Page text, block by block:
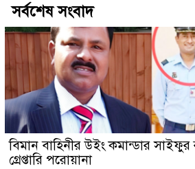
সর্বশেষ সংবাদ
বিমান বাহিনীর উইং কমান্ডার সাইফুর
গ্রেপ্তারি পরোয়ানা